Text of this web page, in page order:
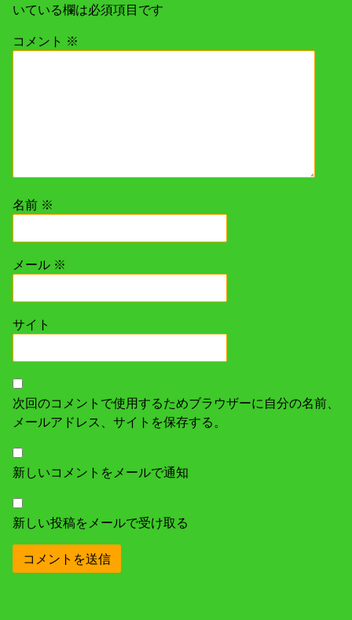
いている欄は必須項目です
コメント ※
名前 ※
メール ※
サイト
次回のコメントで使用するためブラウザーに自分の名前、
メールアドレス、サイトを保存する。
新しいコメントをメールで通知
新しい投稿をメールで受け取る